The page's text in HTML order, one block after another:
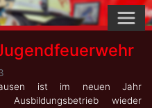
ist im neuen Jahr
wieder